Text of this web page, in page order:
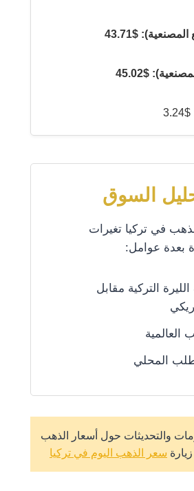
$43.71
$45.02
السوق
في تركيا تغيرات
بعدة عوامل:
التركية مقابل
العالمية
المحلي
والتحديثات حول أسعار الذهب
سعر الذهب اليوم في تركيا